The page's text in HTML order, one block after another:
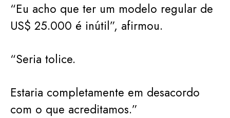
“Eu acho que ter um modelo regular de
US$ 25.000 é inútil”, afirmou.
“Seria tolice.
Estaria completamente em desacordo
com o que acreditamos.”